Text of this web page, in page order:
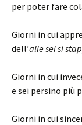
per poter fare
Giorni in cui
dell’alle sei si
Giorni in cui
e sei persino più
Giorni in cui